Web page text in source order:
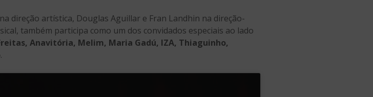
direção artística, Douglas Aguillar e Fran Landhin na direção-
também participa como um dos convidados especiais ao lado
Anavitória, Melim, Maria Gadú, IZA, Thiaguinho,
.